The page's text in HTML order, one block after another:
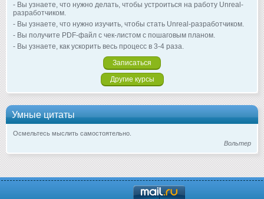
- Вы узнаете, что нужно делать, чтобы устроиться на работу Unreal-
разработчиком.
- Вы узнаете, что нужно изучить, чтобы стать Unreal-разработчиком.
- Вы получите PDF-файл с чек-листом с пошаговым планом.
- Вы узнаете, как ускорить весь процесс в 3-4 раза.
Записаться
Другие курсы
Умные цитаты
Осмельтесь мыслить самостоятельно.
Вольтер